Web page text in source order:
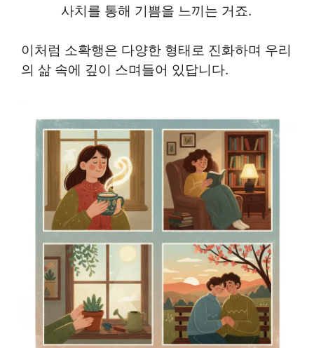
사치를 통해 기쁨을 느끼는 거죠.
이처럼 소확행은 다양한 형태로 진화하며 우리
의 삶 속에 깊이 스며들어 있답니다.